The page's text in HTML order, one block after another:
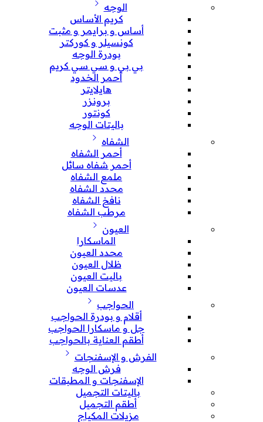
الوجه
كريم الأساس
أساس و برايمر و مثبت
كونسيلر و كوركتر
بودرة الوجه
بي بي و سي سي كريم
أحمر الخدود
هايلايتر
برونزر
كونتور
باليتات الوجه
الشفاه
أحمر الشفاه
أحمر شفاه سائل
ملمع الشفاه
محدد الشفاه
نافخ الشفاه
مرطب الشفاه
العيون
الماسكارا
محدد العيون
ظلال العيون
باليت العيون
عدسات العيون
الحواجب
أقلام و بودرة الحواجب
جل و ماسكارا الحواجب
أطقم العناية بالحواجب
الفرش و الإسفنجات
فرش الوجه
الإسفنجات و المطبقات
باليتات التجميل
أطقم التجميل
مزيلات المكياج